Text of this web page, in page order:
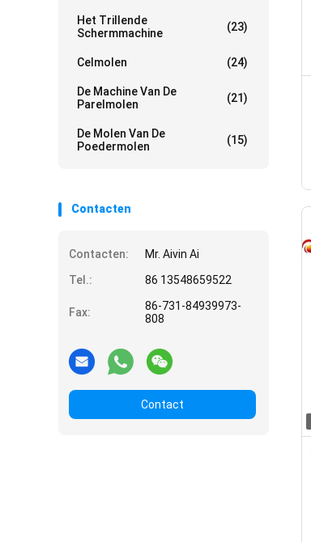
Het Trillende
Schermmachine
(23)
Celmolen (24)
De Machine Van De
Parelmolen
(21)
De Molen Van De
Poedermolen
(15)
Contacten
Contacten:
Mr. Aivin Ai
Tel.:
86 13548659522
Fax:
86-731-84939973-
808
Contact